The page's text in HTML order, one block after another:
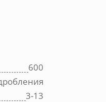
600
3-13